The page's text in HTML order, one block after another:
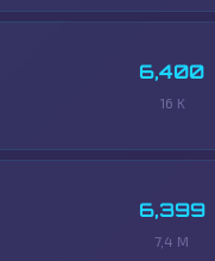
6,400
16 K
6,399
7,4 M